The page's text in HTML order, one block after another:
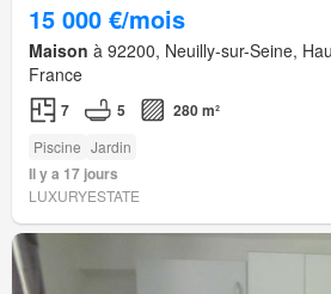
15 000 €/mois
Maison à 92200, Neuilly-sur-Seine,
France
7 5 280 m²
Piscine Jardin
Il y a 17 jours
LUXURYESTATE